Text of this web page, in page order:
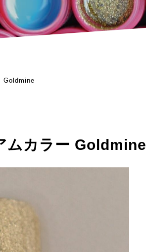
Goldmine
ムカラー Goldmine